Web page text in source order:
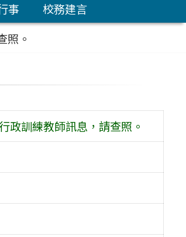
事
校務建言
照。
政訓練教師訊息，請查照。